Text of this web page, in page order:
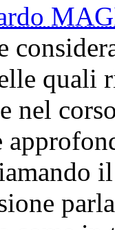
quali
nel
il